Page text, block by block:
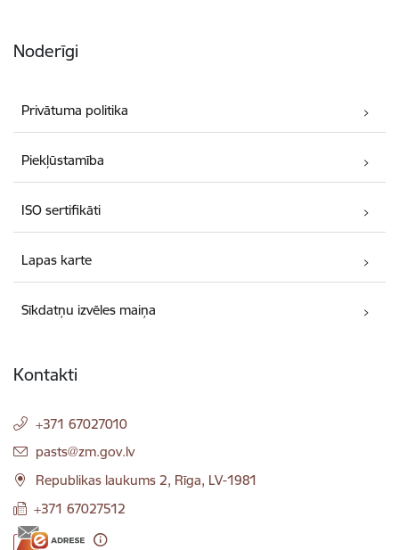
Noderīgi
Privātuma politika
Piekļūstamība
ISO sertifikāti
Lapas karte
Sīkdatņu izvēles maiņa
Kontakti
+371 67027010
E-pasts:
pasts@zm.gov.lv
Republikas laukums 2, Rīga, LV-1981
+371 67027512